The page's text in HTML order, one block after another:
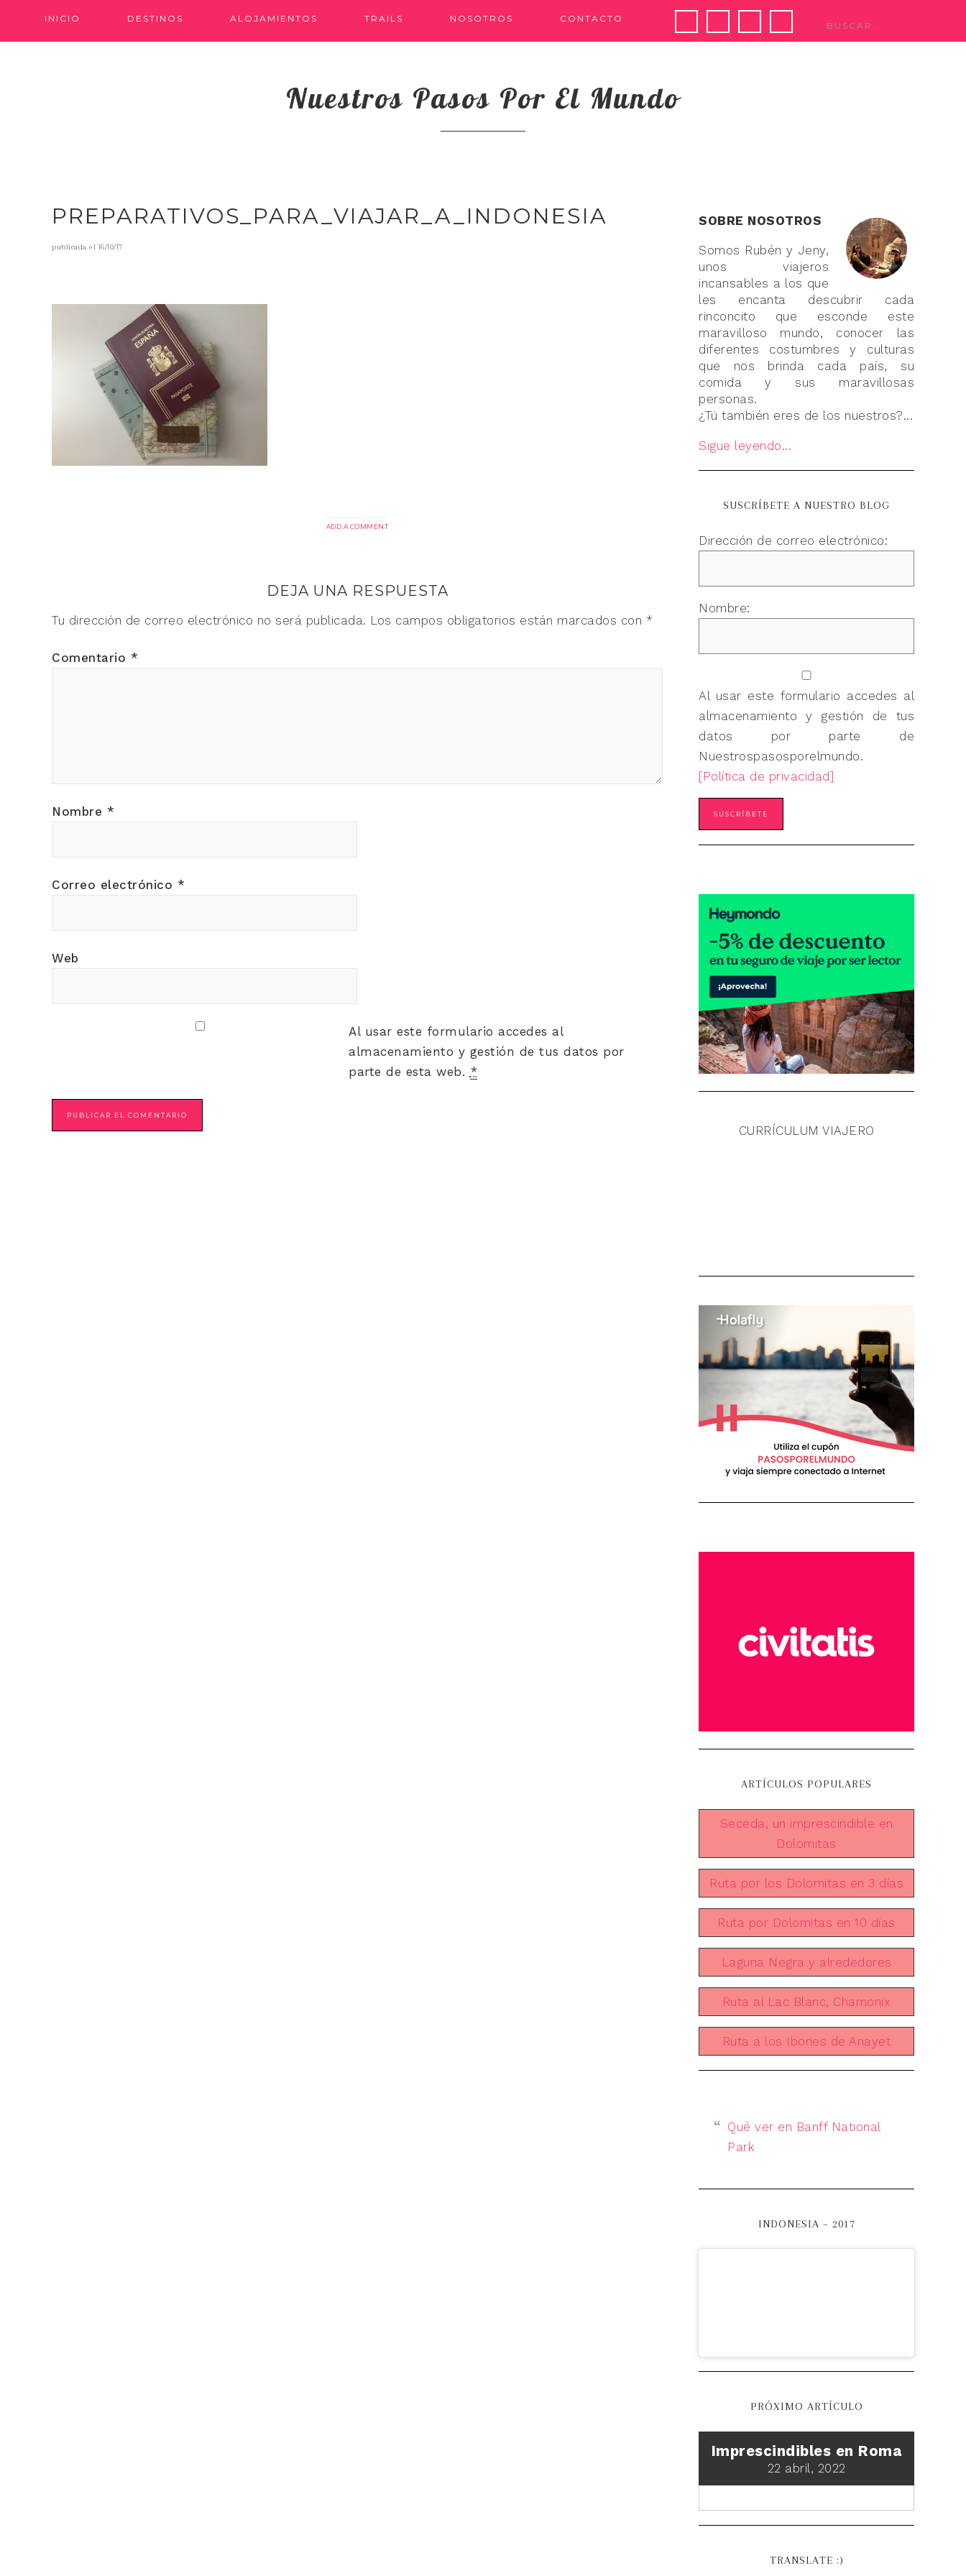
INICIO DESTINOS ALOJAMIENTOS TRAILS NOSOTROS CONTACTO
Nuestros Pasos Por El Mundo
PREPARATIVOS_PARA_VIAJAR_A_INDONESIA
publicada el16/10/17
ADD A COMMENT
DEJA UNA RESPUESTA
Tu dirección de correo electrónico no será publicada. Los campos obligatorios están marcados con *
Comentario *
Nombre *
Correo electrónico *
Web
Al usar este formulario accedes al
almacenamiento y gestión de tus datos por
parte de esta web. *
SOBRE NOSOTROS
Somos Rubén y Jeny,
unos viajeros
incansables a los que
les encanta descubrir cada
rinconcito que esconde este
maravilloso mundo, conocer las
diferentes costumbres y culturas
que nos brinda cada país, su
comida y sus maravillosas
personas.
¿Tú también eres de los nuestros?...
Sigue leyendo...
SUSCRÍBETE A NUESTRO BLOG
Dirección de correo electrónico:
Nombre:
Al usar este formulario accedes al
almacenamiento y gestión de tus
datos por parte de
Nuestrospasosporelmundo.
[Política de privacidad]
CURRÍCULUM VIAJERO
ARTÍCULOS POPULARES
Seceda, un imprescindible en
Dolomitas
Ruta por los Dolomitas en 3 días
Ruta por Dolomitas en 10 días
Laguna Negra y alrededores
Ruta al Lac Blanc, Chamonix
Ruta a los Ibones de Anayet
Qué ver en Banff National
Park
INDONESIA – 2017
PRÓXIMO ARTÍCULO
Imprescindibles en Roma
22 abril, 2022
TRANSLATE :)